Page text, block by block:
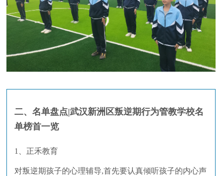
二、名单盘点|武汉新洲区叛逆期行为管教学校名
单榜首一览
1、正禾教育
对叛逆期孩子的心理辅导,首先要认真倾听孩子的内心声